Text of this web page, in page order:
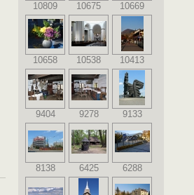
10809 10675 10669
10658 10538 10413
9404 9278 9133
8138 6425 6288